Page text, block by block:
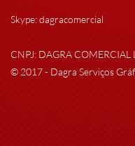
Skype: dagracomercial
CNPJ: DAGRA
© 2017 - Dagra Serviços